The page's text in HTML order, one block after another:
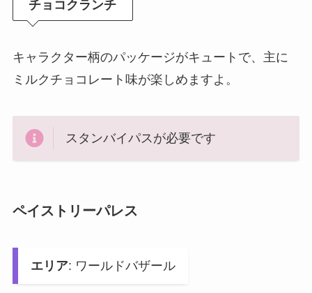
チョコクランチ
キャラクター柄のパッケージがキュートで、主に
ミルクチョコレート味が楽しめますよ。
スタンバイパスが必要です
ペイストリーパレス
エリア: ワールドバザール